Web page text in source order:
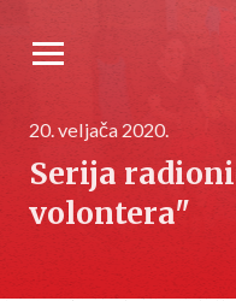
20. veljača 2020.
Serija
volontera"